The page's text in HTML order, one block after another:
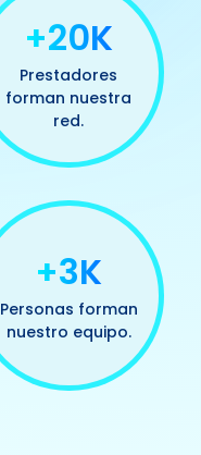
+20K
Prestadores
forman nuestra
red.
+3K
Personas forman
nuestro equipo.